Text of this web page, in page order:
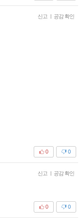
신고 | 공감 확인
0
0
신고 | 공감 확인
0
0